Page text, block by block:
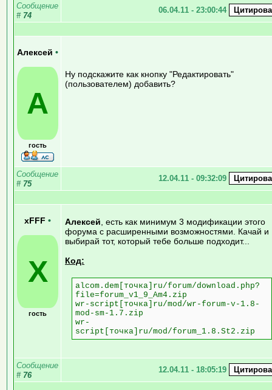
Сообщение
# 74
06.04.11 - 23:00:44
Алексей •
А
гость
Ну подскажите как кнопку "Редактировать"
(пользователем) добавить?
Сообщение
# 75
12.04.11 - 09:32:09
xFFF •
X
гость
Алексей , есть как минимум 3 модификации этого
форума с расширенными возможностями. Качай и
выбирай тот, который тебе больше подходит...
Код:
alcom.dem[точка]ru/forum/download.php?
file=forum_v1_9_Am4.zip
wr-script[точка]ru/mod/wr-forum-v-1.8-
mod-sm-1.7.zip
wr-
script[точка]ru/mod/forum_1.8.St2.zip
Сообщение
# 76
12.04.11 - 18:05:19